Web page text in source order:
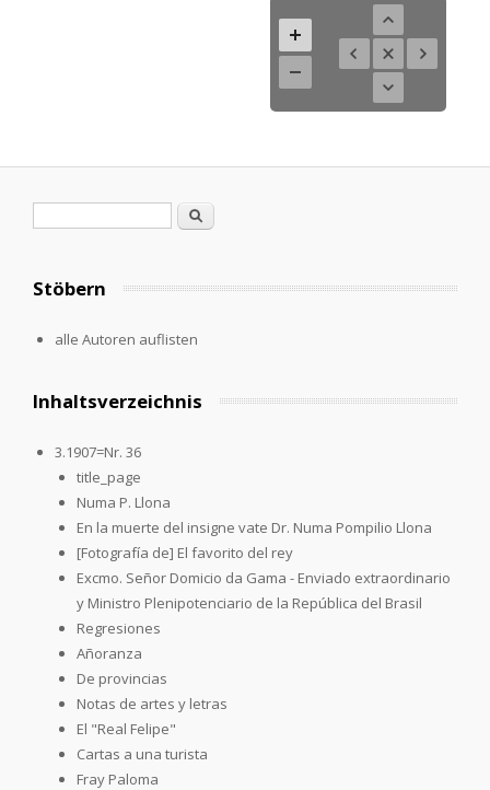
Suche
Stöbern
alle Autoren auflisten
Inhaltsverzeichnis
3.1907=Nr. 36
title_page
Numa P. Llona
En la muerte del insigne vate Dr. Numa Pompilio Llona
[Fotografía de] El favorito del rey
Excmo. Señor Domicio da Gama - Enviado extraordinario
y Ministro Plenipotenciario de la República del Brasil
Regresiones
Añoranza
De provincias
Notas de artes y letras
El "Real Felipe"
Cartas a una turista
Fray Paloma